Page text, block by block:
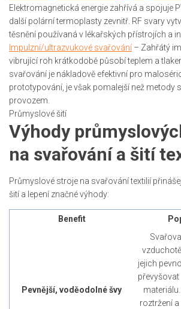
Elektromagnetická energie zahřívá a spojuje
další polární termoplasty zevnitř. RF svary
těsnění používaná v lékařských přístrojích a
Impulzní/ultrazvukové svařování – Zahřátý
vibrující roh krátkodobě působí teplem a
svařování je nákladově efektivní pro
prototypování, je však pomalejší než metody
provozem.
Průmyslové šití
Výhody
na svařování a šití
Průmyslové stroje na svařování textilií
šití a lepení značné výhody:
Benefit
Pevnější, voděodolné švy
jejich
roztržení